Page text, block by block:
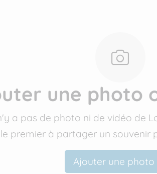
une photo
a pas de photo ni de vidéo de
premier à partager un souvenir
Ajouter une photo